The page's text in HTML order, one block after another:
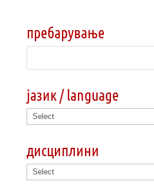
пребарување
јазик / language
дисциплини